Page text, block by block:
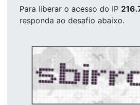
Para liberar o acesso do IP
responda ao desafio abaixo.